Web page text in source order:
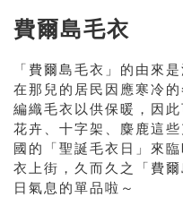
費爾島毛衣
「費爾島毛衣」的由來
在那兒的居民因應寒冷
編織毛衣以供保暖，因
花卉、十字架、麋鹿這
國的「聖誕毛衣日」來
衣上街，久而久之「費
日氣息的單品啦～